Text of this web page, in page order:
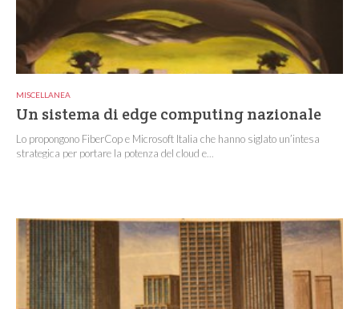
MISCELLANEA
Un sistema di edge computing nazionale
Lo propongono FiberCop e Microsoft Italia che hanno siglato un’intesa
strategica per portare la potenza del cloud e...